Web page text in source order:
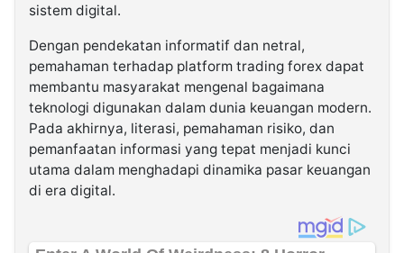
sistem digital.
Dengan pendekatan informatif dan netral,
pemahaman terhadap platform trading forex dapat
membantu masyarakat mengenal bagaimana
teknologi digunakan dalam dunia keuangan modern.
Pada akhirnya, literasi, pemahaman risiko, dan
pemanfaatan informasi yang tepat menjadi kunci
utama dalam menghadapi dinamika pasar keuangan
di era digital.